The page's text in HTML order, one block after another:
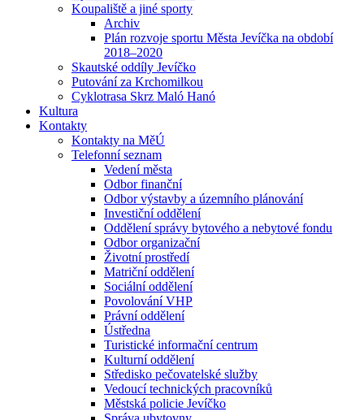
Koupaliště a jiné sporty
Archiv
Plán rozvoje sportu Města Jevíčka na období
2018–2020
Skautské oddíly Jevíčko
Putování za Krchomilkou
Cyklotrasa Skrz Maló Hanó
Kultura
Kontakty
Kontakty na MěÚ
Telefonní seznam
Vedení města
Odbor finanční
Odbor výstavby a územního plánování
Investiční oddělení
Oddělení správy bytového a nebytové fondu
Odbor organizační
Životní prostředí
Matriční oddělení
Sociální oddělení
Povolování VHP
Právní oddělení
Ústředna
Turistické informační centrum
Kulturní oddělení
Středisko pečovatelské služby
Vedoucí technických pracovníků
Městská policie Jevíčko